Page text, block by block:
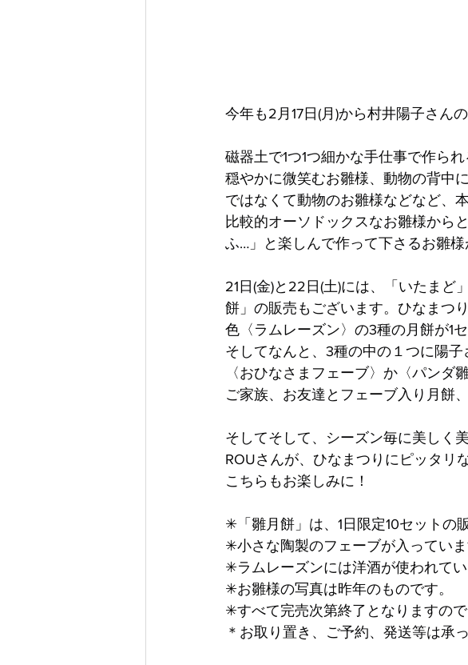
今年も2月17日(月)から村井陽子さん
磁器土で1つ1つ細かな手仕事で作ら
穏やかに微笑むお雛様、動物の背中
ではなくて動物のお雛様などなど、
比較的オーソドックスなお雛様から
ふ…」と楽しんで作って下さるお雛様
21日(金)と22日(土)には、「いたまど
餅」の販売もございます。ひなまつ
色〈ラムレーズン〉の3種の月餅が1
そしてなんと、3種の中の１つに陽子
〈おひなさまフェーブ〉か〈パンダ
ご家族、お友達とフェーブ入り月餅
そしてそして、シーズン毎に美しく
ROUさんが、ひなまつりにピッタリ
こちらもお楽しみに！
✳︎「雛月餅」は、1日限定10セットの
✳︎小さな陶製のフェーブが入ってい
✳︎ラムレーズンには洋酒が使われてい
✳︎お雛様の写真は昨年のものです。
✳︎すべて完売次第終了となりますので
＊お取り置き、ご予約、発送等は承